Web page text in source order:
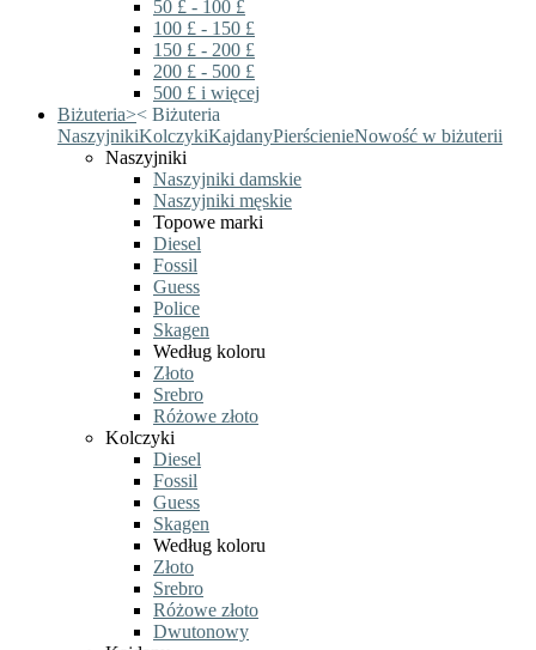
50 £ - 100 £
100 £ - 150 £
150 £ - 200 £
200 £ - 500 £
500 £ i więcej
Biżuteria>< Biżuteria
NaszyjnikiKolczykiKajdanyPierścienieNowość w biżuterii
Naszyjniki
Naszyjniki damskie
Naszyjniki męskie
Topowe marki
Diesel
Fossil
Guess
Police
Skagen
Według koloru
Złoto
Srebro
Różowe złoto
Kolczyki
Diesel
Fossil
Guess
Skagen
Według koloru
Złoto
Srebro
Różowe złoto
Dwutonowy